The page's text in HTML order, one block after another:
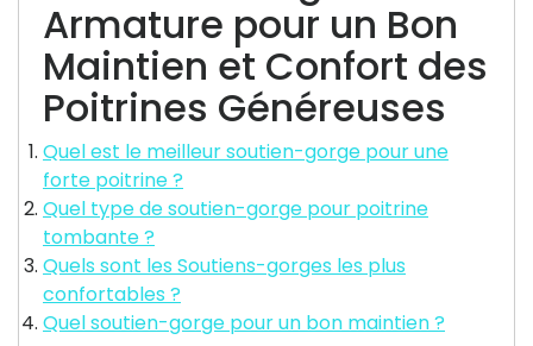
Armature pour un Bon
Maintien et Confort des
Poitrines Généreuses
Quel est le meilleur soutien-gorge pour une
forte poitrine ?
Quel type de soutien-gorge pour poitrine
tombante ?
Quels sont les Soutiens-gorges les plus
confortables ?
Quel soutien-gorge pour un bon maintien ?